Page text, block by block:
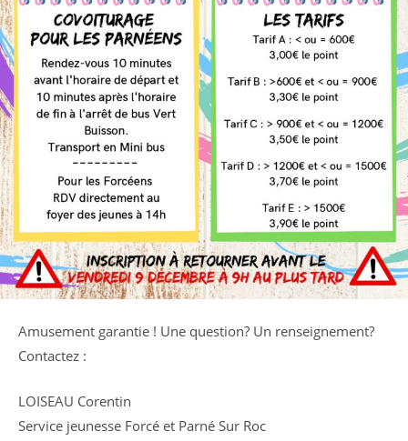
Amusement garantie ! Une question? Un renseignement?
Contactez :
LOISEAU Corentin
Service jeunesse Forcé et Parné Sur Roc